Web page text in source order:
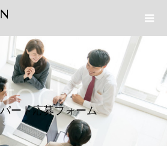
ート応募フォーム